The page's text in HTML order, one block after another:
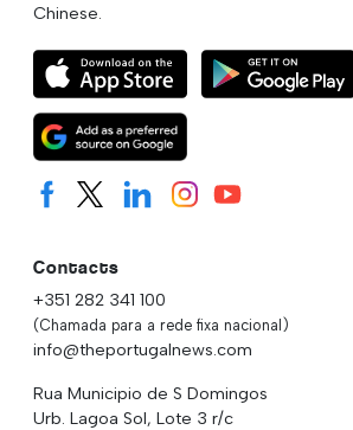
Chinese.
Contacts
+351 282 341 100
(Chamada para a rede fixa nacional)
info@theportugalnews.com
Rua Municipio de S Domingos
Urb. Lagoa Sol, Lote 3 r/c